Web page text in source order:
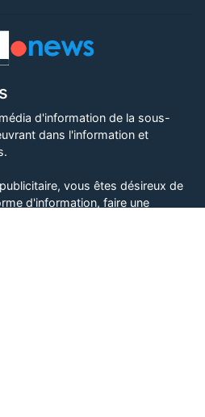
d'information de la sous-
dans l'information et
vous êtes désireux de
d'information, faire une